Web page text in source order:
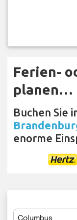
Ferien-
planen…
Buchen Sie
enorme